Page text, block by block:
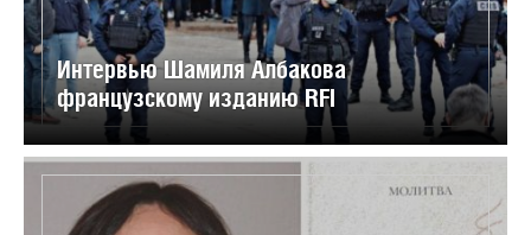
Интервью Шамиля Албакова
французскому изданию RFI